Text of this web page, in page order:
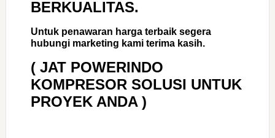
BERKUALITAS.
Untuk penawaran harga terbaik segera
hubungi marketing kami terima kasih.
( JAT POWERINDO
KOMPRESOR SOLUSI UNTUK
PROYEK ANDA )